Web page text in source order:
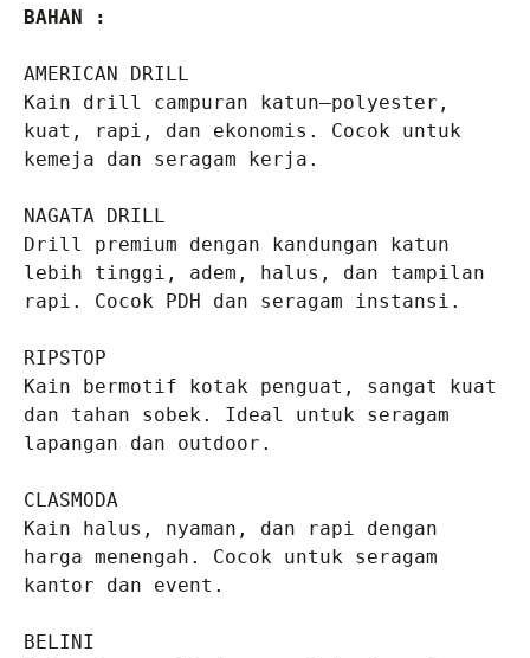
BAHAN :
AMERICAN DRILL
Kain drill campuran katun–polyester,
kuat, rapi, dan ekonomis. Cocok untuk
kemeja dan seragam kerja.
NAGATA DRILL
Drill premium dengan kandungan katun
lebih tinggi, adem, halus, dan tampilan
rapi. Cocok PDH dan seragam instansi.
RIPSTOP
Kain bermotif kotak penguat, sangat kuat
dan tahan sobek. Ideal untuk seragam
lapangan dan outdoor.
CLASMODA
Kain halus, nyaman, dan rapi dengan
harga menengah. Cocok untuk seragam
kantor dan event.
BELINI